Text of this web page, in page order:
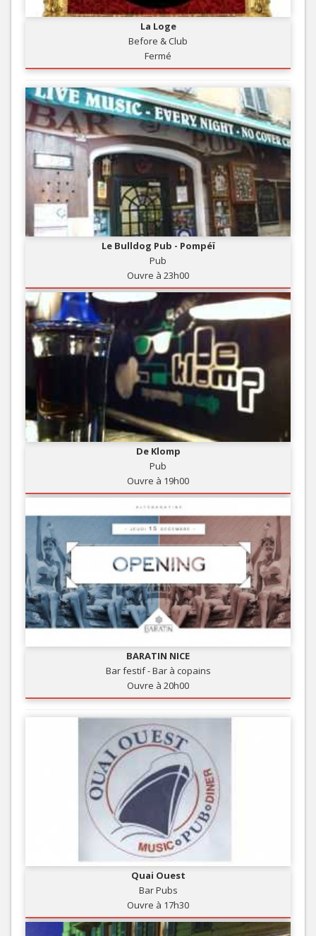
La Loge
Before & Club
Fermé
Le Bulldog Pub - Pompéï
Pub
Ouvre à 23h00
De Klomp
Pub
Ouvre à 19h00
BARATIN NICE
Bar festif - Bar à copains
Ouvre à 20h00
Quai Ouest
Bar Pubs
Ouvre à 17h30